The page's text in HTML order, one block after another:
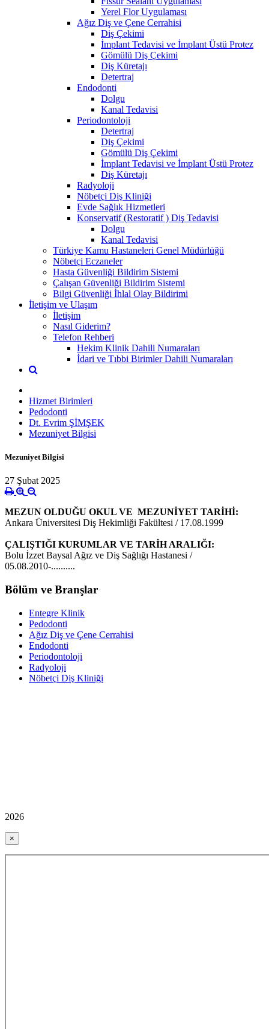
Yerel Flor Uygulaması
Ağız Diş ve Çene Cerrahisi
Diş Çekimi
İmplant Tedavisi ve İmplant Üstü Protez
Gömülü Diş Çekimi
Diş Küretajı
Detertraj
Endodonti
Dolgu
Kanal Tedavisi
Periodontoloji
Detertraj
Diş Çekimi
Gömülü Diş Çekimi
İmplant Tedavisi ve İmplant Üstü Protez
Diş Küretajı
Radyoloji
Nöbetçi Diş Kliniği
Evde Sağlık Hizmetleri
Konservatif (Restoratif ) Diş Tedavisi
Dolgu
Kanal Tedavisi
Türkiye Kamu Hastaneleri Genel Müdürlüğü
Nöbetçi Eczaneler
Hasta Güvenliği Bildirim Sistemi
Çalışan Güvenliği Bildirim Sistemi
Bilgi Güvenliği İhlal Olay Bildirimi
İletişim ve Ulaşım
İletişim
Nasıl Giderim?
Telefon Rehberi
Hekim Klinik Dahili Numaraları
İdari ve Tıbbi Birimler Dahili Numaraları
Hizmet Birimleri
Pedodonti
Dt. Evrim ŞİMŞEK
Mezuniyet Bilgisi
Mezuniyet Bilgisi
27 Şubat 2025
MEZUN OLDUĞU OKUL VE MEZUNİYET TARİHİ:
Ankara Üniversitesi Diş Hekimliği Fakültesi / 17.08.1999
ÇALIŞTIĞI KURUMLAR VE TARİH ARALIĞI:
Bolu İzzet Baysal Ağız ve Diş Sağlığı Hastanesi /
05.08.2010-..........
Bölüm ve Branşlar
Entegre Klinik
Pedodonti
Ağız Diş ve Çene Cerrahisi
Endodonti
Periodontoloji
Radyoloji
Nöbetçi Diş Kliniği
2026
×